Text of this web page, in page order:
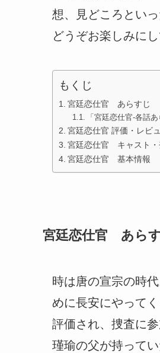
想、見どころとい
どうぞお楽しみに
もくじ
宮廷恋仕官 あらすじ
「宮廷恋仕官-各話
宮廷恋仕官 評価・レビ
宮廷恋仕官 キャスト・
宮廷恋仕官 基本情報
宮廷恋仕官 あら
時は唐の宣宗の時
めに長安にやって
評価され、捜査に
瑾瑜の父が持って